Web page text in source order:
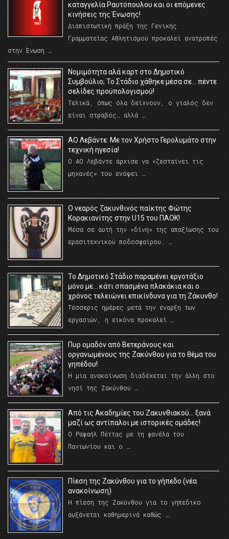
καταγγελία Ραυτόπουλου και οι επόμενες
κινήσεις της Ένωσης!
Διαπιστωτική πράξη της Γενικής
Γραμματείας Αθλητισμού προκαλεί ανατροπές
στην Ένωση …
Νομιμότητα αλά καρτ στο Δημοτικό
Συμβούλιο; Το Στάδιο χάθηκε μέσα σε… πέντε
σελίδες προϋπολογισμού!
Τελικά, όπως όλα δείχνουν, ο γιαλός δεν
είναι στραβός… αλλά …
ΑΟ Λεβάντε: Με τον Χρήστο Γερολυμάτο στην
τεχνική ηγεσία!
Ο ΑΟ Λεβάντε άρχισε να «ζεσταίνει τις
μηχανές» του ενόψει …
O νεαρός ζακυνθινός παίκτης Φώτης
Κορακιανίτης στην U15 του ΠΑΟΚ!
Μέσα σε αυτή την «δίνη» της απαξίωσης του
ερασιτεχνικού ποδοσφαίρου. …
Το Δημοτικό Στάδιο παραμένει εργοτάξιο
μόνο με… κάτι σπασμένα πλακάκια και ο
χρόνος τελειώνει επικίνδυνα για τη Ζάκυνθο!
Τέσσερις ημέρες μετά την έναρξη των
εργασιών, η εικόνα προκαλεί …
Πυρ ομαδόν από Βετεράνους και
οργανωμένους της Ζακύνθου για το θέμα του
γηπέδου!
Η μια ανακοίνωση διαδέχεται την άλλη στο
νησί της Ζακύνθου …
Από τις Ακαδημίες του Ζακυνθιακού… ξανά
μαζί ως αντίπαλοι με ιστορικές ομάδες!
Ο Ραφαήλ Πέττας με τη φανέλα του
Πανιωνίου και ο …
Πίεση της Ζακύνθου για το γήπεδο (νέα
ανακοίνωση)
Η πίεση της Ζακύνθου για το γηπεδικο
αυξάνεται καθημερινά καθώς …